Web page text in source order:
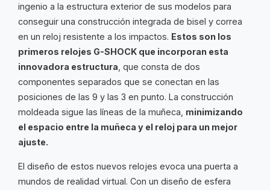
ingenio a la estructura exterior de sus modelos para
conseguir una construcción integrada de bisel y correa
en un reloj resistente a los impactos. Estos son los
primeros relojes G-SHOCK que incorporan esta
innovadora estructura , que consta de dos
componentes separados que se conectan en las
posiciones de las 9 y las 3 en punto. La construcción
moldeada sigue las líneas de la muñeca, minimizando
el espacio entre la muñeca y el reloj para un mejor
ajuste.
El diseño de estos nuevos relojes evoca una puerta a
mundos de realidad virtual. Con un diseño de esfera